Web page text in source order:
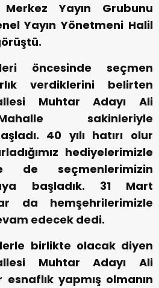
Yayın Grubunu
Yayın Yönetmeni Halil
öncesinde seçmen
verdiklerini belirten
Muhtar Adayı Ali
sakinleriyle
40 yılı hatırı olur
hediyelerimizle
de seçmenlerimizin
başladık. 31 Mart
da hemşehrilerimizle
edecek dedi.
birlikte olacak diyen
Muhtar Adayı Ali
esnaflık yapmış olmanın